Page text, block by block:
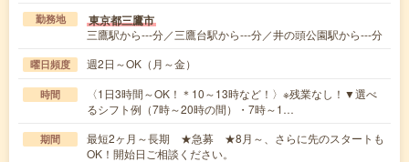
勤務地 東京都三鷹市
三鷹駅から---分／三鷹台駅から---分／井の頭公園駅から---分
曜日頻度 週2日～OK（月～金）
時間
〈1日3時間～OK！＊10～13時など！〉※残業なし！▼選べ
るシフト例（7時～20時の間）・7時～1…
期間
最短2ヶ月～長期 ★急募 ★8月～、さらに先のスタートも
OK！開始日ご相談ください。